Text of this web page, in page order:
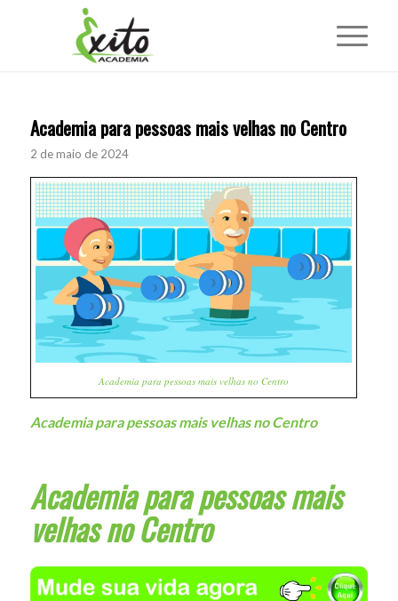
Academia para pessoas mais velhas no Centro
2 de maio de 2024
Academia para pessoas mais velhas no Centro
Academia para pessoas mais velhas no Centro
Academia para pessoas mais
velhas no Centro